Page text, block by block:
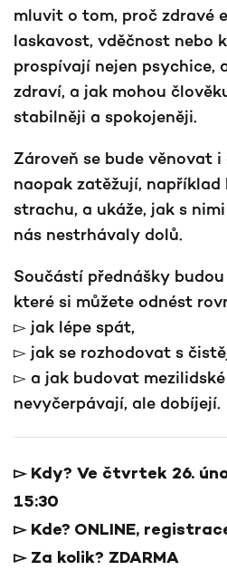
mluvit o tom, proč zdravé
laskavost, vděčnost nebo
prospívají nejen psychice,
zdraví, a jak mohou
stabilněji a spokojeněji.
Zároveň se bude věnovat
naopak zatěžují, například
strachu, a ukáže, jak s
nás nestrhávaly dolů.
Součástí přednášky
které si můžete odnést
▻ jak lépe spát,
▻ jak se rozhodovat s
▻ a jak budovat
nevyčerpávají, ale dobíjejí.
▻ Kdy? Ve čtvrtek 26.
15:30
▻ Kde? ONLINE,
▻ Za kolik? ZDARMA